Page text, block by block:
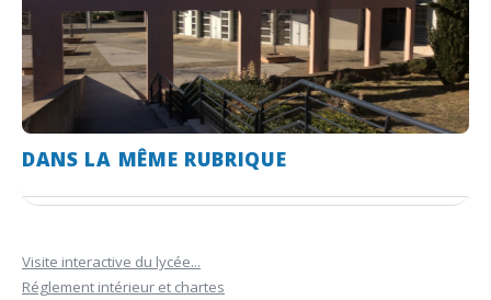
DANS LA MÊME RUBRIQUE
Visite interactive du lycée...
Réglement intérieur et chartes